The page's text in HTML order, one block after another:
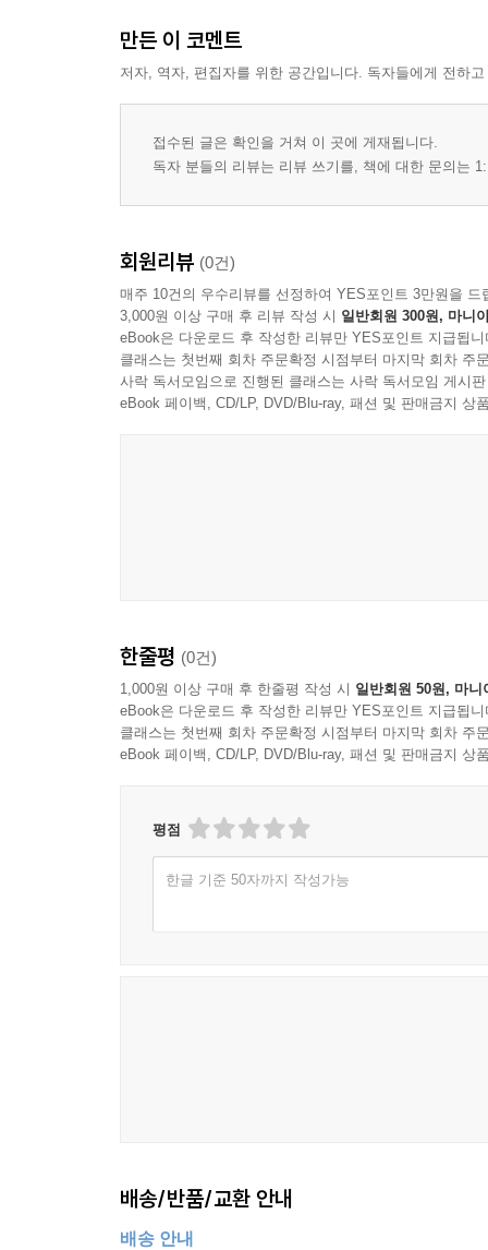
만든 이 코멘트
저자, 역자, 편집자를 위한 공간입니다. 독자들에게 전하
접수된 글은 확인을 거쳐 이 곳에 게재됩니다.
독자 분들의 리뷰는 리뷰 쓰기를, 책에 대한 문의는
회원리뷰 (0건)
매주 10건의 우수리뷰를 선정하여 YES포인트 3만원을 드
3,000원 이상 구매 후 리뷰 작성 시 일반회원 300원, 마니
eBook은 다운로드 후 작성한 리뷰만 YES포인트 지급됩니
클래스는 첫번째 회차 주문확정 시점부터 마지막 회차 주
사락 독서모임으로 진행된 클래스는 사락 독서모임 게시
eBook 페이백, CD/LP, DVD/Blu-ray, 패션 및 판매금지 상
한줄평 (0건)
1,000원 이상 구매 후 한줄평 작성 시 일반회원 50원, 마니
eBook은 다운로드 후 작성한 리뷰만 YES포인트 지급됩니
클래스는 첫번째 회차 주문확정 시점부터 마지막 회차 주
eBook 페이백, CD/LP, DVD/Blu-ray, 패션 및 판매금지 상
평점
한글 기준 50자까지 작성가능
배송/반품/교환 안내
배송 안내